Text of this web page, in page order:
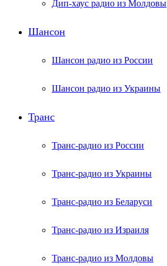
Дип-хаус радио из Молдовы
Шансон
Шансон радио из России
Шансон радио из Украины
Транс
Транс-радио из России
Транс-радио из Украины
Транс-радио из Беларуси
Транс-радио из Израиля
Транс-радио из Молдовы